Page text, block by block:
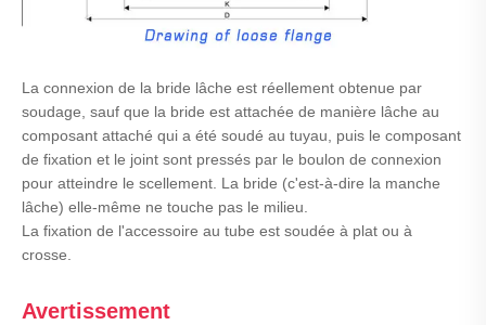
La connexion de la bride lâche est réellement obtenue par
soudage, sauf que la bride est attachée de manière lâche au
composant attaché qui a été soudé au tuyau, puis le composant
de fixation et le joint sont pressés par le boulon de connexion
pour atteindre le scellement. La bride (c'est-à-dire la manche
lâche) elle-même ne touche pas le milieu.
La fixation de l'accessoire au tube est soudée à plat ou à
crosse.
Avertissement